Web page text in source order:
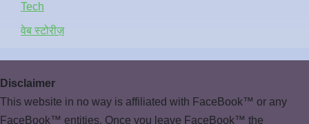
Tech
वेब स्टोरीज़
Disclaimer
This website in no way is affiliated with FaceBook™ or any
FaceBook™ entities. Once you leave FaceBook™ the